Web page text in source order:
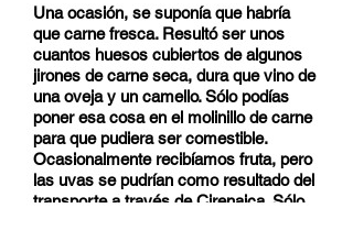
Una ocasión, se suponía que habría
que carne fresca. Resultó ser unos
cuantos huesos cubiertos de algunos
jirones de carne seca, dura que vino de
una oveja y un camello. Sólo podías
poner esa cosa en el molinillo de carne
para que pudiera ser comestible.
Ocasionalmente recibíamos fruta, pero
las uvas se pudrían como resultado del
transporte a través de Cirenaica. Sólo